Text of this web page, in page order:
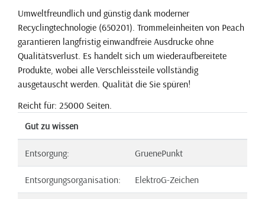
Umweltfreundlich und günstig dank moderner
Recyclingtechnologie (650201). Trommeleinheiten von Peach
garantieren langfristig einwandfreie Ausdrucke ohne
Qualitätsverlust. Es handelt sich um wiederaufbereitete
Produkte, wobei alle Verschleissteile vollständig
ausgetauscht werden. Qualität die Sie spüren!
Reicht für: 25000 Seiten.
Gut zu wissen
Entsorgung: GruenePunkt
Entsorgungsorganisation: ElektroG-Zeichen